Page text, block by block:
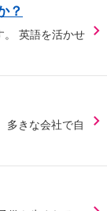
？
。 英語を活かせ
多きな会社で自